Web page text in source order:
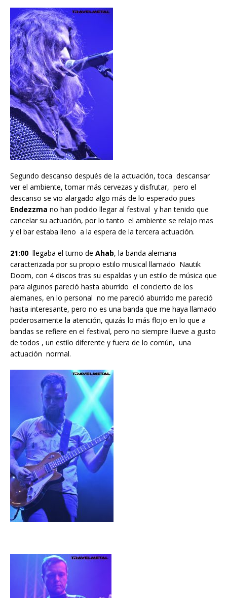
Segundo descanso después de la actuación, toca descansar
ver el ambiente, tomar más cervezas y disfrutar, pero el
descanso se vio alargado algo más de lo esperado pues
Endezzma no han podido llegar al festival y han tenido que
cancelar su actuación, por lo tanto el ambiente se relajo mas
y el bar estaba lleno a la espera de la tercera actuación.
21:00 llegaba el turno de Ahab, la banda alemana
caracterizada por su propio estilo musical llamado Nautik
Doom, con 4 discos tras su espaldas y un estilo de música que
para algunos pareció hasta aburrido el concierto de los
alemanes, en lo personal no me pareció aburrido me pareció
hasta interesante, pero no es una banda que me haya llamado
poderosamente la atención, quizás lo más flojo en lo que a
bandas se refiere en el festival, pero no siempre llueve a gusto
de todos , un estilo diferente y fuera de lo común, una
actuación normal.